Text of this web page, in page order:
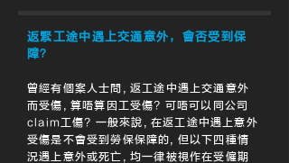
返緊工途中遇上交通意外，會否受到保
障？
曾經有個案人士問 ,返工途中遇上交通意外
而受傷 ,算唔算因工受傷? 可唔可以同公司
claim工傷? 一般來說 ,在返工途中遇上意外
受傷是不會受到勞保保障的, 但以下四種情
況遇上意外或死亡 ,均一律被視作在受僱期